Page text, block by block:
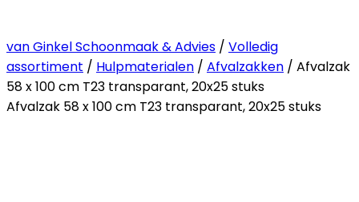
van Ginkel Schoonmaak & Advies / Volledig
assortiment / Hulpmaterialen / Afvalzakken / Afvalzak
58 x 100 cm T23 transparant, 20x25 stuks
Afvalzak 58 x 100 cm T23 transparant, 20x25 stuks